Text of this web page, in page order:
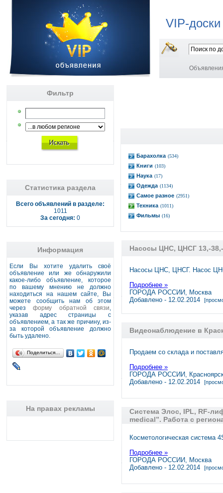
VIP-
Фильтр
Статистика раздела
Всего объявлений в разделе:
1011
За сегодня: 0
Информация
Если Вы хотите удалить своё
объявление или же обнаружили
какое-либо объявление, которое
по вашему мнению не должно
находиться на нашем сайте, Вы
можете сообщить нам об этом
черезформу обратной связи,
указав адрес страницы с
объявлением, а так же причину, из-
за которой объявление должно
быть удалено.
Поделиться…
На правах рекламы
Барахолка (534)
Книги (103)
Наука (17)
Одежда (1134)
Самое разное (2951)
Техника (1011)
Фильмы (16)
Насосы ЦНС, ЦНСГ 13,-38,-
Насосы ЦНС, ЦНСГ. Насос
Подробнее »
ГОРОДА РОССИИ, Москва
Добавлено - 12.02.2014
Видеонаблюдение в
Продаем со склада и
Подробнее »
ГОРОДА РОССИИ,
Добавлено - 12.02.2014
Система Элос, IPL, RF-
medical”. Работа с
Косметологическая система
Подробнее »
ГОРОДА РОССИИ, Москва
Добавлено - 12.02.2014